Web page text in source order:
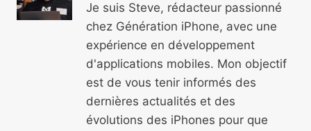
Je suis Steve, rédacteur passionné
chez Génération iPhone, avec une
expérience en développement
d'applications mobiles. Mon objectif
est de vous tenir informés des
dernières actualités et des
évolutions des iPhones pour que